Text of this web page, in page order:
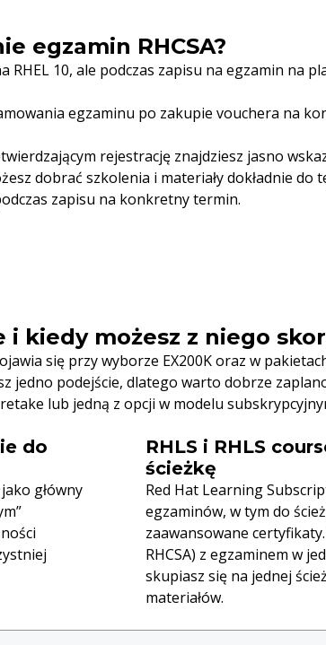
egzamin RHCSA?
RHEL 10, ale podczas zapisu na egzamin na
egzaminu po zakupie vouchera na
rejestrację znajdziesz jasno
dobrać szkolenia i materiały dokładnie do
zapisu na konkretny termin.
kiedy możesz z niego
się przy wyborze EX200K oraz w
jedno podejście, dlatego warto dobrze
lub jedną z opcji w modelu
do
główny
RHLS i RHLS
ścieżkę
Red Hat Learning
egzaminów, w tym do
zaawansowane
RHCSA) z egzaminem w
skupiasz się na jednej
materiałów.